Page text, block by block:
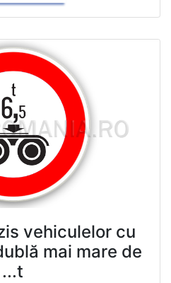
vehiculelor cu
mai mare de
...t